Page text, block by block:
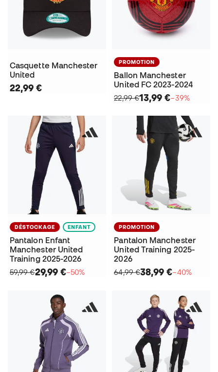
Casquette Manchester
United
22,99 €
PROMOTION
Ballon Manchester
United FC 2023-2024
22,99 €13,99 €−39%
DÉSTOCKAGE ENFANT
Pantalon Enfant
Manchester United
Training 2025-2026
59,99 €29,99 €−50%
PROMOTION
Pantalon Manchester
United Training 2025-
2026
64,99 €38,99 €−40%